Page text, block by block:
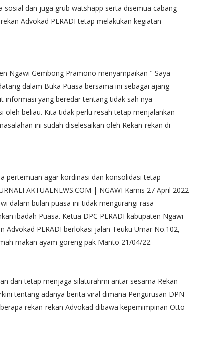
dan juga grub watshapp serta disemua cabang
Advokad PERADI tetap melakukan kegiatan
Ngawi Gembong Pramono menyampaikan " Saya
dalam Buka Puasa bersama ini sebagai ajang
informasi yang beredar tentang tidak sah nya
oleh beliau. Kita tidak perlu resah tetap menjalankan
ini sudah diselesaikan oleh Rekan-rekan di
pertemuan agar kordinasi dan konsolidasi tetap
| NGAWI Kamis 27 April 2022
dalam bulan puasa ini tidak mengurangi rasa
ibadah Puasa. Ketua DPC PERADI kabupaten Ngawi
PERADI berlokasi jalan Teuku Umar No.102,
makan ayam goreng pak Manto 21/04/22.
dan tetap menjaga silaturahmi antar sesama Rekan-
tentang adanya berita viral dimana Pengurusan DPN
rekan-rekan Advokad dibawa kepemimpinan Otto